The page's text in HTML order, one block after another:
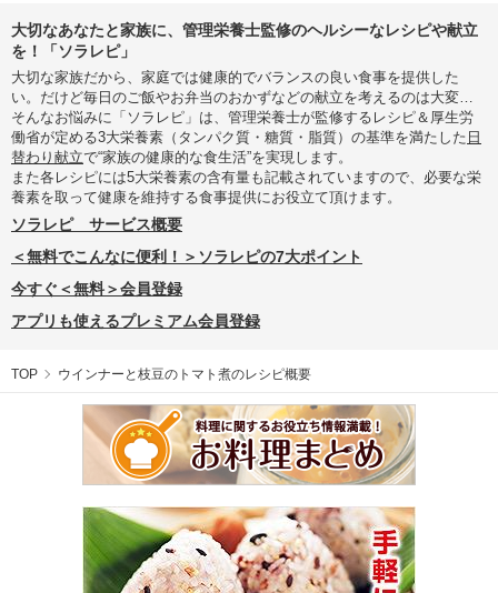
大切なあなたと家族に、管理栄養士監修のヘルシーなレシピや献立
を！「ソラレピ」
大切な家族だから、家庭では健康的でバランスの良い食事を提供した
い。だけど毎日のご飯やお弁当のおかずなどの献立を考えるのは大変…
そんなお悩みに「ソラレピ」は、管理栄養士が監修するレシピ＆厚生労
働省が定める3大栄養素（タンパク質・糖質・脂質）の基準を満たした 日
替わり献立で“家族の健康的な食生活”を実現します。
また各レシピには5大栄養素の含有量も記載されていますので、必要な栄
養素を取って健康を維持する食事提供にお役立て頂けます。
ソラレピ サービス概要
＜無料でこんなに便利！＞ソラレピの7大ポイント
今すぐ＜無料＞会員登録
アプリも使えるプレミアム会員登録
TOP ウインナーと枝豆のトマト煮のレシピ概要